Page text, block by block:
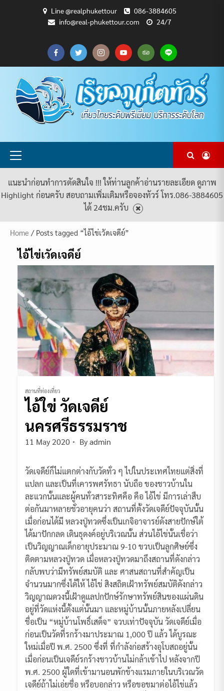
Line @realphukettour
086-3884605
info@real-phukettour.com
24/7
CART
CHECKOUT
MY
ACCOUNT
SAMPLE
PAGE
ทัวร์
ทั้งหมด
บทความ
ท่อง
เที่ยว
ยินดี
ต้อนรับ
สู่
PHUKET
TOUR
เกี่ยว
กับ
เรา
แพ็คเกจ
ทัวร์
ทั้งหมด
Primary
แนะนำก่อนทำการตัดสินใจ !!! ให้ท่านลูกค้าอ่านรายละเอียด ดูภาพ
Highlight ก่อนครับ สอบถามเพิ่มเติมหรือจองทัวร์ โทร.086-3884605
ได้ 24ชม.ครับ
Home / Posts tagged “ไอ้ไข่เวัดเจดีย์”
ไอ้ไข่เวัดเจดีย์
สถานที่ท่องเที่ยว
ไอ้ใข่ วัดเจดีย์
นครศรีธรรมราช
11 May 2020 Byadmin
วัดเจดีย์ก็ไม่แตกต่างกับวัดทั่ว ๆ ไปในประเทศไทยแต่สิ่งที่
แปลก และเป็นที่เคารพศรัทธา นับถือ ของชาวบ้านใน
ละแวกนั้นและผู้คนทั่วสาระทิศคือ คือ ไอ้ไข่ มีการเล่าสืบ
ต่อกันมาหลายชั่วอายุคนว่า สถานที่ตั้งวัดเจดีย์ปัจจุบันนั้น
เมื่อก่อนได้มี หลวงปู่ทวดซึ่งเป็นเกจิอาจารย์ดังสายปักษ์ใต้
ได้มาปักกลด เดินธุดงค์อยู่บริเวณนั้น ส่วนไอ้ไข่นั้นเชื่อว่า
เป็นวิญญาณเด็กอายุประมาณ 9-10 ขวบเป็นลูกศิษย์ซึ่ง
ติดตามหลวงปู่ทวด เมื่อหลวงปู่ทวดมาถึงสถานที่ดังกล่าว
กลับพบว่ามีทรัพย์สมบัติ และ ศาสนสถานที่สำคัญเป็น
จำนวนมากซึ่งได้ให้ ไอ้ไข่ สิงสถิตเฝ้าทรัพย์สมบัติดังกล่าว
วิญญาณดวงนี้เฝ้าดูแลปกปักษ์รักษาทรัพย์สินของแผ่นดิน
อยู่ที่วัดแห่งนี้ตั้งแต่นั้นมา และหมู่บ้านนั้นภายหลังเปลี่ยน
ชื่อเป็น “หมู่บ้านโพธิ์เสด็จ” จวบเท่าปัจจุบัน วัดเจดีย์เมื่อ
ก่อนเป็นวัดที่รกร้างมาประมาณ 1,000 ปี แล้ว ได้บูรณะ
ใหม่เมื่อปี พ.ศ. 2500 ซึ่งที่ ที่กำลังก่อสร้างอุโบสถอยู่นั้น
เมื่อก่อนเป็นเจดีย์รกร้างชาวบ้านไม่กล้าเข้าไป หลังจากปี
พ.ศ. 2500 ผู้ใดที่เข้ามานอนพักข้างแรมภายในบริเวณวัด
เจดีย์ถ้าไม่เอ่ยชื่อ หรือบอกล่าว หรือขอขมาต่อไอ้ไข่แล้ว